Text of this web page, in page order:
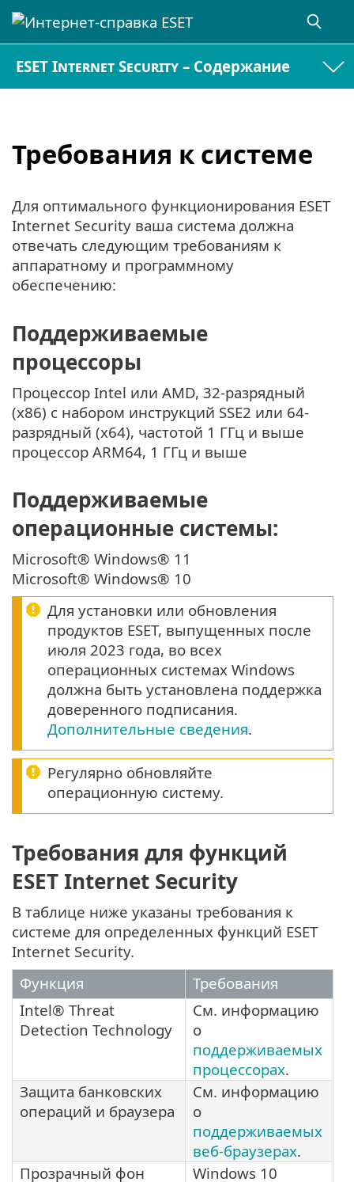
ESET Internet Security – Содержание
Требования к системе
Для оптимального функционирования ESET
Internet Security ваша система должна
отвечать следующим требованиям к
аппаратному и программному
обеспечению:
Поддерживаемые
процессоры
Процессор Intel или AMD, 32-разрядный
(x86) с набором инструкций SSE2 или 64-
разрядный (x64), частотой 1 ГГц и выше
процессор ARM64, 1 ГГц и выше
Поддерживаемые
операционные системы:
Microsoft® Windows® 11
Microsoft® Windows® 10
Для установки или обновления
продуктов ESET, выпущенных после
июля 2023 года, во всех
операционных системах Windows
должна быть установлена поддержка
доверенного подписания.
Дополнительные сведения.
Регулярно обновляйте
операционную систему.
Требования для функций
ESET Internet Security
В таблице ниже указаны требования к
системе для определенных функций ESET
Internet Security.
Функция
Требования
Intel® Threat
Detection Technology
См. информацию
о
поддерживаемых
процессорах.
Защита банковских
операций и браузера
См. информацию
о
поддерживаемых
веб-браузерах.
Прозрачный фон
Windows 10